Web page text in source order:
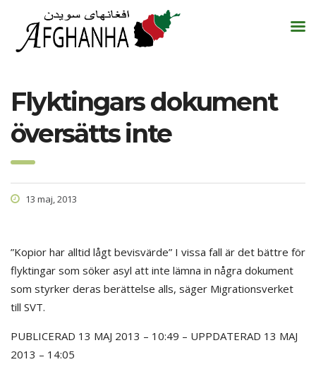
Flyktingars dokument
översätts inte
13 maj, 2013
”Kopior har alltid lågt bevisvärde” I vissa fall är det bättre för
flyktingar som söker asyl att inte lämna in några dokument
som styrker deras berättelse alls, säger Migrationsverket
till SVT.
PUBLICERAD 13 MAJ 2013 – 10:49 – UPPDATERAD 13 MAJ
2013 – 14:05